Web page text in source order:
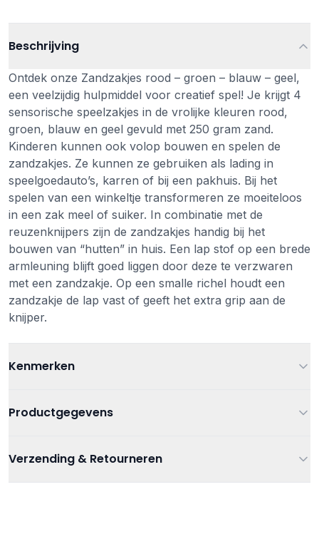
Beschrijving
Ontdek onze Zandzakjes rood – groen – blauw – geel,
een veelzijdig hulpmiddel voor creatief spel! Je krijgt 4
sensorische speelzakjes in de vrolijke kleuren rood,
groen, blauw en geel gevuld met 250 gram zand.
Kinderen kunnen ook volop bouwen en spelen de
zandzakjes. Ze kunnen ze gebruiken als lading in
speelgoedauto’s, karren of bij een pakhuis. Bij het
spelen van een winkeltje transformeren ze moeiteloos
in een zak meel of suiker. In combinatie met de
reuzenknijpers zijn de zandzakjes handig bij het
bouwen van “hutten” in huis. Een lap stof op een brede
armleuning blijft goed liggen door deze te verzwaren
met een zandzakje. Op een smalle richel houdt een
zandzakje de lap vast of geeft het extra grip aan de
knijper.
Kenmerken
Productgegevens
Artikelnummer
Babyspeelgoed,Educatief speelgoed,
Verzending & Retourneren